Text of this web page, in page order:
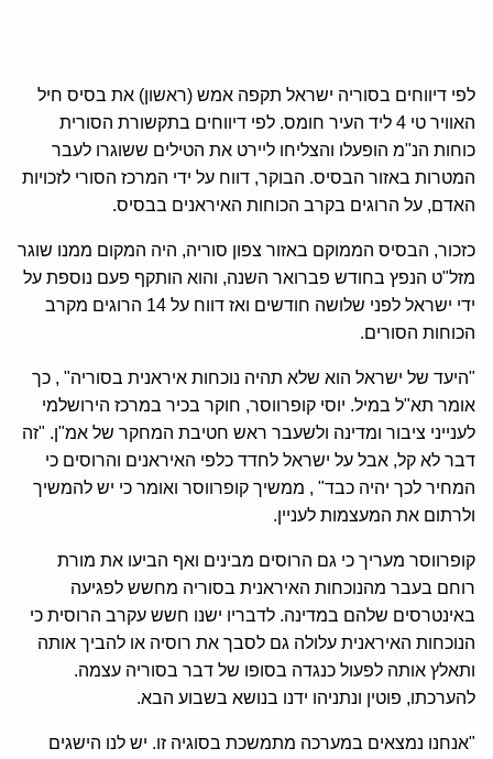
לפי דיווחים בסוריה ישראל תקפה אמש (ראשון) את בסיס חיל
האוויר טי 4 ליד העיר חומס. לפי דיווחים בתקשורת הסורית
כוחות הנ"מ הופעלו והצליחו ליירט את הטילים ששוגרו לעבר
המטרות באזור הבסיס. הבוקר, דווח על ידי המרכז הסורי לזכויות
האדם, על הרוגים בקרב הכוחות האיראנים בבסיס.
כזכור, הבסיס הממוקם באזור צפון סוריה, היה המקום ממנו שוגר
מזל"ט הנפץ בחודש פברואר השנה, והוא הותקף פעם נוספת על
ידי ישראל לפני שלושה חודשים ואז דווח על 14 הרוגים מקרב
הכוחות הסורים.
"היעד של ישראל הוא שלא תהיה נוכחות איראנית בסוריה" , כך
אומר תא"ל במיל. יוסי קופרווסר, חוקר בכיר במרכז הירושלמי
לענייני ציבור ומדינה ולשעבר ראש חטיבת המחקר של אמ"ן. "זה
דבר לא קל, אבל על ישראל לחדד כלפי האיראנים והרוסים כי
המחיר לכך יהיה כבד" , ממשיך קופרווסר ואומר כי יש להמשיך
ולרתום את המעצמות לעניין.
קופרווסר מעריך כי גם הרוסים מבינים ואף הביעו את מורת
רוחם בעבר מהנוכחות האיראנית בסוריה מחשש לפגיעה
באינטרסים שלהם במדינה. לדבריו ישנו חשש עקרב הרוסית כי
הנוכחות האיראנית עלולה גם לסבך את רוסיה או להביך אותה
ותאלץ אותה לפעול כנגדה בסופו של דבר בסוריה עצמה.
להערכתו, פוטין ונתניהו ידנו בנושא בשבוע הבא.
"אנחנו נמצאים במערכה מתמשכת בסוגיה זו. יש לנו הישגים